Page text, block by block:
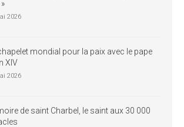
2026
mondial pour la paix avec le pape
XIV
2026
de saint Charbel, le saint aux 30 000